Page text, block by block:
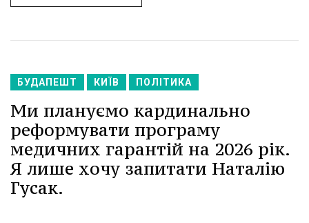
БУДАПЕШТ КИЇВ ПОЛІТИКА
Ми плануємо кардинально
реформувати програму
медичних гарантій на 2026 рік.
Я лише хочу запитати Наталію
Гусак.